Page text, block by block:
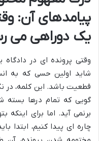
پیامدهای آن:
یک دوراهی می
وقتی پرونده ای در دادگاه
شاید اولین حسی که به
قطعیت باشد. این کلمه، در
گویی که تمام درها بسته
برنمی آید. اما برای اینکه
چاره ای پیدا کنیم، ابتدا